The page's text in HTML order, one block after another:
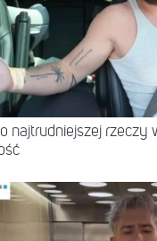
najtrudniejszej rzeczy